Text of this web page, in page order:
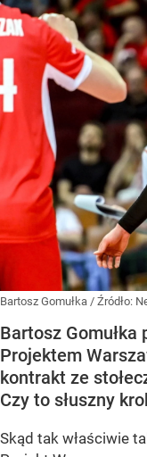
Bartosz Gomułka / Źródło:
Bartosz Gomułka
Projektem
kontrakt ze
Czy to słuszny
Skąd tak właściwie